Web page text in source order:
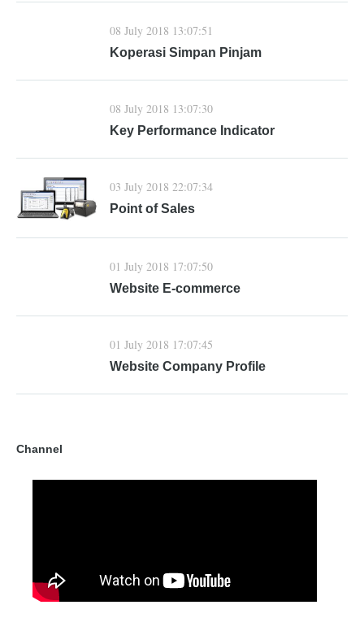
08 July 2018 13:07:51
Koperasi Simpan Pinjam
08 July 2018 13:07:30
Key Performance Indicator
03 July 2018 22:07:34
Point of Sales
01 July 2018 17:07:50
Website E-commerce
01 July 2018 17:07:45
Website Company Profile
Channel